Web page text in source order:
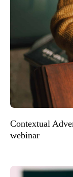
Contextual
webinar